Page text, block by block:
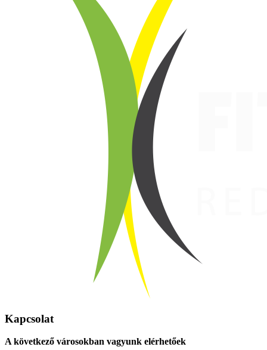
Kapcsolat
A következő városokban vagyunk elérhetőek